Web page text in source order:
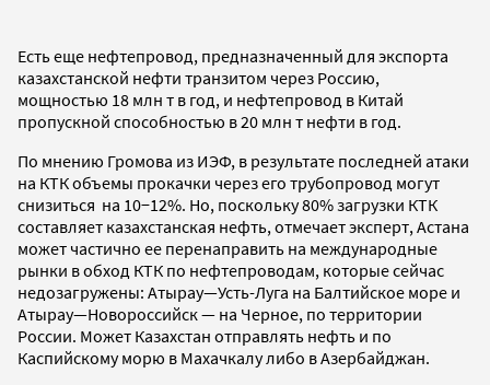
Есть еще нефтепровод, предназначенный для экспорта
казахстанской нефти транзитом через Россию,
мощностью 18 млн т в год, и нефтепровод в Китай
пропускной способностью в 20 млн т нефти в год.
По мнению Громова из ИЭФ, в результате последней атаки
на КТК объемы прокачки через его трубопровод могут
снизиться на 10−12%. Но, поскольку 80% загрузки КТК
составляет казахстанская нефть, отмечает эксперт, Астана
может частично ее перенаправить на международные
рынки в обход КТК по нефтепроводам, которые сейчас
недозагружены: Атырау—Усть-Луга на Балтийское море и
Атырау—Новороссийск — на Черное, по территории
России. Может Казахстан отправлять нефть и по
Каспийскому морю в Махачкалу либо в Азербайджан.